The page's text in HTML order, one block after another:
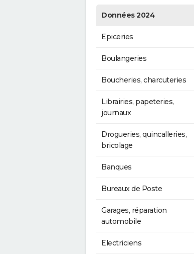
Données 2024
Epiceries
Boulangeries
Boucheries, charcuteries
Librairies, papeteries,
journaux
Drogueries, quincalleries,
bricolage
Banques
Bureaux de Poste
Garages, réparation
automobile
Electriciens